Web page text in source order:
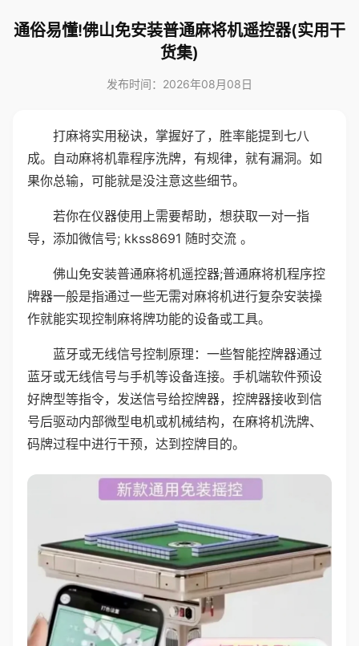
通俗易懂!佛山免安装普通麻将机遥控器(实用干
货集)
发布时间：2026年08月08日
打麻将实用秘诀，掌握好了，胜率能提到七八
成。自动麻将机靠程序洗牌，有规律，就有漏洞。如
果你总输，可能就是没注意这些细节。
若你在仪器使用上需要帮助，想获取一对一指
导，添加微信号; kkss8691 随时交流 。
佛山免安装普通麻将机遥控器;普通麻将机程序控
牌器一般是指通过一些无需对麻将机进行复杂安装操
作就能实现控制麻将牌功能的设备或工具。
蓝牙或无线信号控制原理：一些智能控牌器通过
蓝牙或无线信号与手机等设备连接。手机端软件预设
好牌型等指令，发送信号给控牌器，控牌器接收到信
号后驱动内部微型电机或机械结构，在麻将机洗牌、
码牌过程中进行干预，达到控牌目的。